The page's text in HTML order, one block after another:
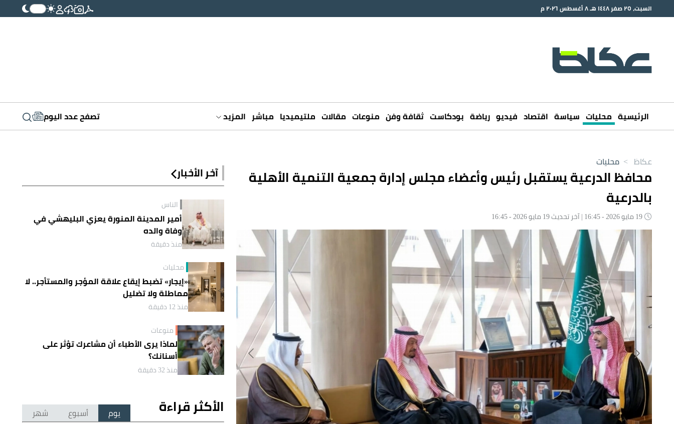
السبت، ٢٥ صفر ١٤٤٨ هـ ٨ أغسطس ٢٠٢٦ م
الرئيسية محليات سياسة اقتصاد فيديو رياضة بودكاست ثقافة وفن منوعات مقالات ملتيميديا مباشر المزيد تصفح عدد اليوم
عكاظ > محليات
محافظ الدرعية يستقبل رئيس وأعضاء مجلس إدارة جمعية التنمية الأهلية
بالدرعية
آخر الأخبار
الناس
أمير المدينة المنورة يعزي البليهشي في
وفاة والده
منذ دقيقة
محليات
«إيجار» تضبط إيقاع علاقة المؤجر والمستأجر.. لا
مماطلة ولا تضليل
منذ 12 دقيقة
منوعات
لماذا يرى الأطباء أن مشاعرك تؤثر على
أسنانك؟
منذ 32 دقيقة
الأكثر قراءة يوم أسبوع شهر